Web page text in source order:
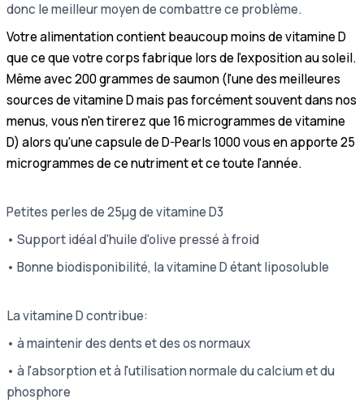
donc le meilleur moyen de combattre ce problème.
Votre alimentation contient beaucoup moins de vitamine D
que ce que votre corps fabrique lors de l'exposition au soleil.
Même avec 200 grammes de saumon (l'une des meilleures
sources de vitamine D mais pas forcément souvent dans nos
menus, vous n'en tirerez que 16 microgrammes de vitamine
D) alors qu'une capsule de D-Pearls 1000 vous en apporte 25
microgrammes de ce nutriment et ce toute l'année.
Petites perles de 25µg de vitamine D3
• Support idéal d'huile d'olive pressé à froid
• Bonne biodisponibilité, la vitamine D étant liposoluble
La vitamine D contribue:
• à maintenir des dents et des os normaux
• à l'absorption et à l'utilisation normale du calcium et du
phosphore